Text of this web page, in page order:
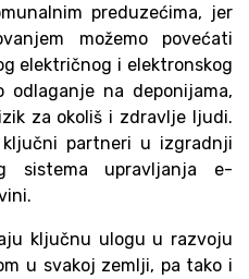
preduzećima, jer
možemo povećati
električnog i elektronskog
na deponijama,
za okoliš i zdravlje ljudi.
ključni partneri u izgradnji
sistema upravljanja e-
ključnu ulogu u razvoju
u svakoj zemlji, pa tako i